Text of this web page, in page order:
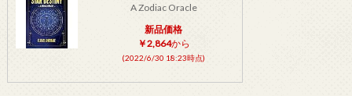
A Zodiac Oracle
新品価格
￥2,864から
(2022/6/30 18:23時点)